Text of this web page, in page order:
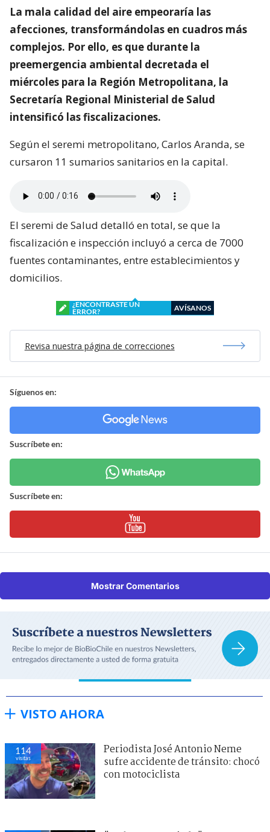
La mala calidad del aire empeoraría las
afecciones, transformándolas en cuadros más
complejos. Por ello, es que durante la
preemergencia ambiental decretada el
miércoles para la Región Metropolitana, la
Secretaría Regional Ministerial de Salud
intensificó las fiscalizaciones.
Según el seremi metropolitano, Carlos Aranda, se
cursaron 11 sumarios sanitarios en la capital.
El seremi de Salud detalló en total, se que la
fiscalización e inspección incluyó a cerca de 7000
fuentes contaminantes, entre establecimientos y
domicilios.
¿ENCONTRASTE UN
ERROR?
AVÍSANOS
Revisa nuestra página de correcciones
Síguenos en:
Suscríbete en:
Suscríbete en:
Mostrar Comentarios
VISTO AHORA
114
visitas
Periodista José Antonio Neme
sufre accidente de tránsito: chocó
con motociclista